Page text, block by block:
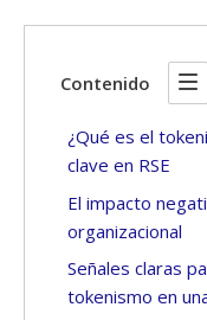
Contenido
¿Qué es el
clave en RSE
El impacto
organizacional
Señales claras
tokenismo en